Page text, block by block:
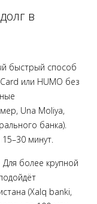
в
быстрый способ
или HUMO без
Una Moliya,
банка).
минут.
Для более крупной
(Xalq banki,